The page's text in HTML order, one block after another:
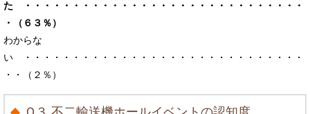
た ・・・・・・・・・・・・・・・・・・・・・・・・・・・・・
・（６３％）
わからな
い ・・・・・・・・・・・・・・・・・・・・・・・・・・・・・
・・（２％）